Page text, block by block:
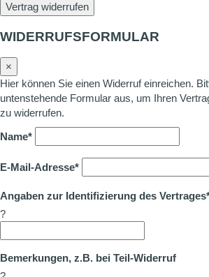
Vertrag widerrufen
WIDERRUFSFORMULAR
×
Hier können Sie einen Widerruf einreichen.
untenstehende Formular aus, um Ihren
zu widerrufen.
Name*
E-Mail-Adresse*
Angaben zur Identifizierung des
?
Bemerkungen, z.B. bei Teil-Widerruf